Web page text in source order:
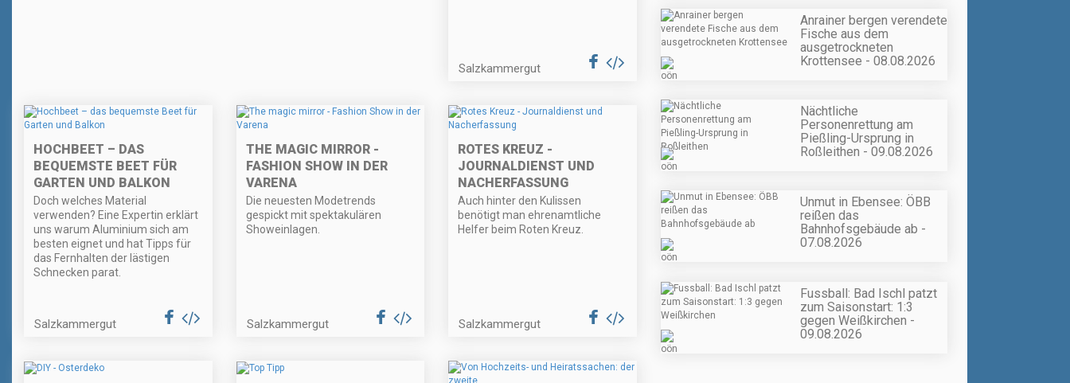
Salzkammergut
HOCHBEET – DAS
BEQUEMSTE BEET FÜR
GARTEN UND BALKON
Doch welches Material
verwenden? Eine Expertin erklärt
uns warum Aluminium sich am
besten eignet und hat Tipps für
das Fernhalten der lästigen
Schnecken parat.
Salzkammergut
THE MAGIC MIRROR -
FASHION SHOW IN DER
VARENA
Die neuesten Modetrends
gespickt mit spektakulären
Showeinlagen.
Salzkammergut
ROTES KREUZ -
JOURNALDIENST UND
NACHERFASSUNG
Auch hinter den Kulissen
benötigt man ehrenamtliche
Helfer beim Roten Kreuz.
Salzkammergut
Anrainer bergen verendete
Fische aus dem
ausgetrockneten
Krottensee - 08.08.2026
Nächtliche
Personenrettung am
Pießling-Ursprung in
Roßleithen - 09.08.2026
Unmut in Ebensee: ÖBB
reißen das
Bahnhofsgebäude ab -
07.08.2026
Fussball: Bad Ischl patzt
zum Saisonstart: 1:3
gegen Weißkirchen -
09.08.2026